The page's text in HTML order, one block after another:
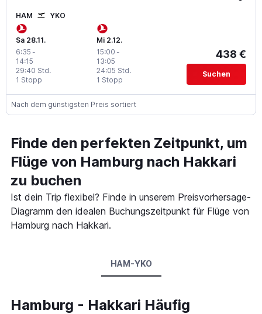
HAM YKO
Sa 28.11.
6:35 -
14:15
1 Stopp
29:40 Std.
Mi 2.12.
15:00 -
13:05
1 Stopp
24:05 Std.
438 €
Suchen
Nach dem günstigsten Preis sortiert
Finde den perfekten Zeitpunkt, um
Flüge von Hamburg nach Hakkari
zu buchen
Ist dein Trip flexibel? Finde in unserem Preisvorhersage-
Diagramm den idealen Buchungszeitpunkt für Flüge von
Hamburg nach Hakkari.
HAM-YKO
Hamburg - Hakkari Häufig